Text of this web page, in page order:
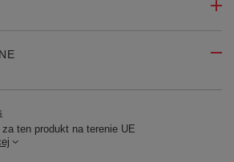
ten produkt na terenie UE